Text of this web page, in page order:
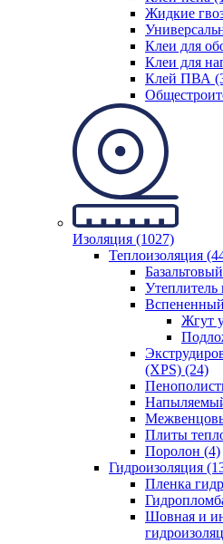
Жидкие
Клеи для
Клеи для
Клей ПВА
Изоляция (1027)
Теплоизоляция
Утеплитель
Жгут
(XPS) (24)
Плиты
Поролон (4)
Гидроизоляция
Пленка
Шовная и